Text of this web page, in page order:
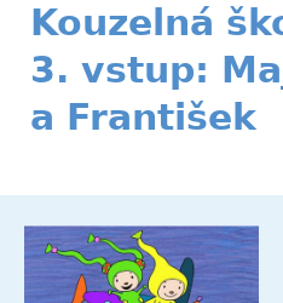
Kouzelná
3. vstup:
a František